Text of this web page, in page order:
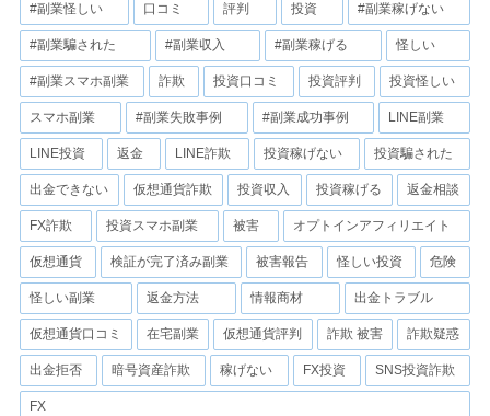
#副業怪しい 口コミ 評判 投資 #副業稼げない
#副業騙された #副業収入 #副業稼げる 怪しい
#副業スマホ副業 詐欺 投資口コミ 投資評判 投資怪しい
スマホ副業 #副業失敗事例 #副業成功事例 LINE副業
LINE投資 返金 LINE詐欺 投資稼げない 投資騙された
出金できない 仮想通貨詐欺 投資収入 投資稼げる 返金相談
FX詐欺 投資スマホ副業 被害 オプトインアフィリエイト
仮想通貨 検証が完了済み副業 被害報告 怪しい投資 危険
怪しい副業 返金方法 情報商材 出金トラブル
仮想通貨口コミ 在宅副業 仮想通貨評判 詐欺 被害 詐欺疑惑
出金拒否 暗号資産詐欺 稼げない FX投資 SNS投資詐欺
FX